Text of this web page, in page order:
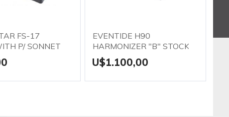
FS-17
P/ SONNET
EVENTIDE H90
HARMONIZER "B" STOCK
U$1.100,00